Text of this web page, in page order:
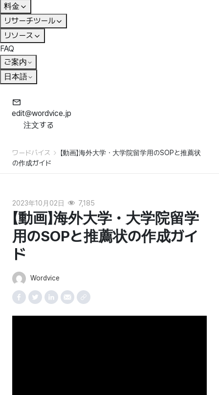
料金
リサーチツール
リソース
FAQ
ご案内
日本語
edit@wordvice.jp
注文する
ワードバイス
【動画】海外大学・大学院留学用のSOPと推薦状
の作成ガイド
2023年10月02日 7,185
【動画】海外大学・大学院留学
用のSOPと推薦状の作成ガイ
ド
Wordvice